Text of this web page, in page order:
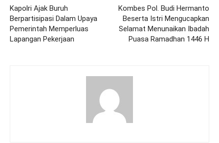
Kapolri Ajak Buruh
Berpartisipasi Dalam Upaya
Pemerintah Memperluas
Lapangan Pekerjaan
Kombes Pol. Budi Hermanto
Beserta Istri Mengucapkan
Selamat Menunaikan Ibadah
Puasa Ramadhan 1446 H